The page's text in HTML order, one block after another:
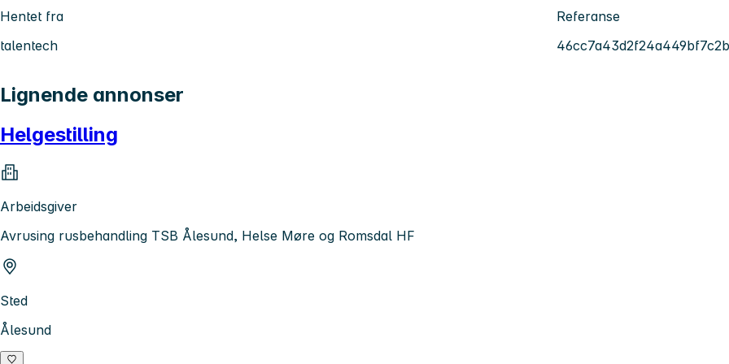
Hentet fra
talentech
Referanse
Lignende annonser
Helgestilling
Arbeidsgiver
Avrusing rusbehandling TSB Ålesund, Helse Møre og Romsdal HF
Sted
Ålesund